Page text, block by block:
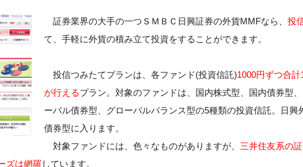
証券業界の大手の一つＳＭＢＣ日興証券の外貨MMFなら、 投
て、手軽に外貨の積み立て投資をすることができます。
投信つみたてプランは、各ファンド(投資信託)1000円ずつ合
が行えるプラン。対象のファンドは、国内株式型、国内債券型
ーバル債券型、グローバルバランス型の5種類の投資信託。日興
債券型に入ります。
対象ファンドには、色々なものがありますが、 三井住友系の
ズは網羅 しています。